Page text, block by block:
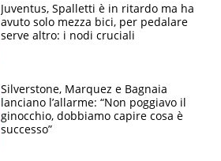
Juventus, Spalletti è in ritardo ma ha
avuto solo mezza bici, per pedalare
serve altro: i nodi cruciali
Silverstone, Marquez e Bagnaia
lanciano l’allarme: “Non poggiavo il
ginocchio, dobbiamo capire cosa è
successo”